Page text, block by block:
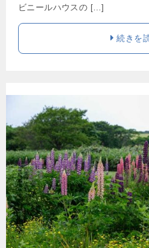
ビニールハウスの […]
続きを